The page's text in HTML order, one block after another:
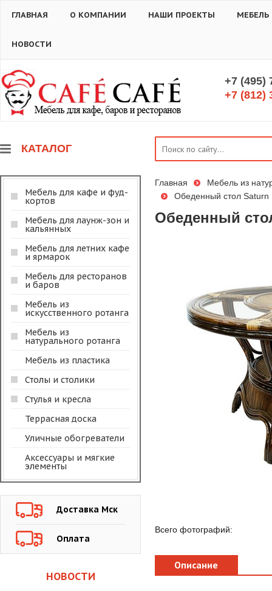
ГЛАВНАЯ О КОМПАНИИ НАШИ ПРОЕКТЫ
НОВОСТИ
+7 (495)
+7 (812)
КАТАЛОГ
Мебель для кафе и фуд-
кортов
Мебель для лаунж-зон и
кальянных
Мебель для летних кафе
и ярмарок
Мебель для ресторанов
и баров
Мебель из
искусственного ротанга
Мебель из
натурального ротанга
Мебель из пластика
Столы и столики
Стулья и кресла
Террасная доска
Уличные обогреватели
Аксессуары и мягкие
элементы
Доставка Мск
Оплата
НОВОСТИ
Главная
Мебель из
Обеденный стол
Обеденный
Всего фотографий:
Описание